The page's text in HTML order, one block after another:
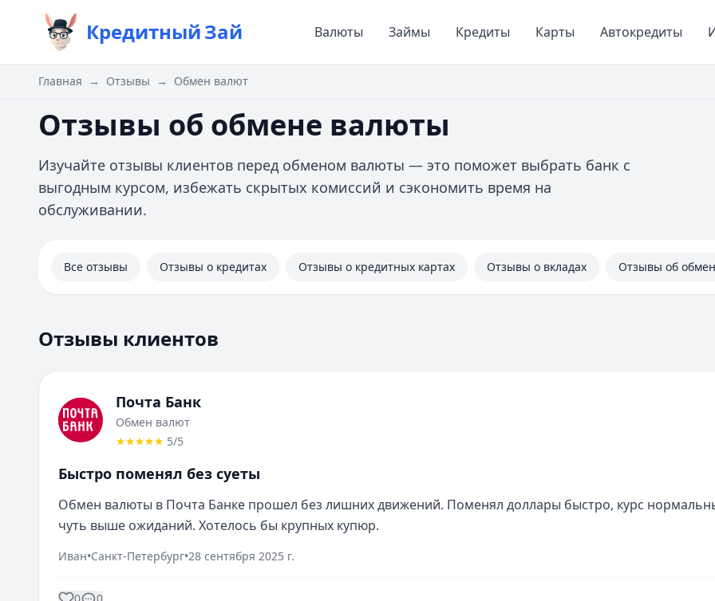
КредитныйЗай Валюты Займы Кредиты Карты Автокредиты
Главная → Отзывы → Обмен валют
Отзывы об обмене валюты
Изучайте отзывы клиентов перед обменом валюты — это поможет выбрать банк с
выгодным курсом, избежать скрытых комиссий и сэкономить время на
обслуживании.
Все отзывы Отзывы о кредитах Отзывы о кредитных картах Отзывы о вкладах Отзывы об
Отзывы клиентов
Почта Банк
Обмен валют
5/5
Быстро поменял без суеты
Обмен валюты в Почта Банке прошел без лишних движений. Поменял доллары быстро, курс
чуть выше ожиданий. Хотелось бы крупных купюр.
Иван•Санкт-Петербург•28 сентября 2025 г.